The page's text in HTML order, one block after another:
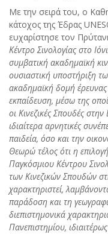
Με την σειρά του, ο
κάτοχος της Έδρας
ευχαρίστησε τον
Κέντρο Σινολογίας στο
συμβατική ακαδημαϊκή
ουσιαστική υποστήριξη
ακαδημαϊκή δομή
εκπαίδευση, μέσω της
οι Κινεζικές Σπουδές
ιδιαίτερα αρνητικές
παιδεία, όσο και την
Θεωρώ τέλος ότι η
Παγκόσμιου Κέντρου
των Κινεζικών Σπουδών
χαρακτηριστεί,
παράδοση και τη
διεπιστημονικά
Πανεπιστημίου,